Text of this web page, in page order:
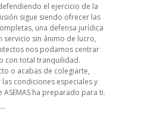
el ejercicio de la
sigue siendo ofrecer las
una defensa jurídica
servicio sin ánimo de lucro,
nos podamos centrar
con total tranquilidad.
o acabas de colegiarte,
condiciones especiales y
ha preparado para ti.